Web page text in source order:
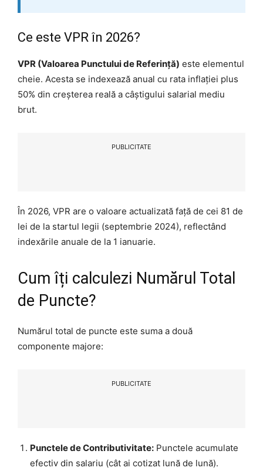
Ce este VPR în 2026?
VPR (Valoarea Punctului de Referință) este elementul
cheie. Acesta se indexează anual cu rata inflației plus
50% din creșterea reală a câștigului salarial mediu
brut.
PUBLICITATE
În 2026, VPR are o valoare actualizată față de cei 81 de
lei de la startul legii (septembrie 2024), reflectând
indexările anuale de la 1 ianuarie.
Cum îți calculezi Numărul Total
de Puncte?
Numărul total de puncte este suma a două
componente majore:
PUBLICITATE
Punctele de Contributivitate: Punctele acumulate
efectiv din salariu (cât ai cotizat lună de lună).